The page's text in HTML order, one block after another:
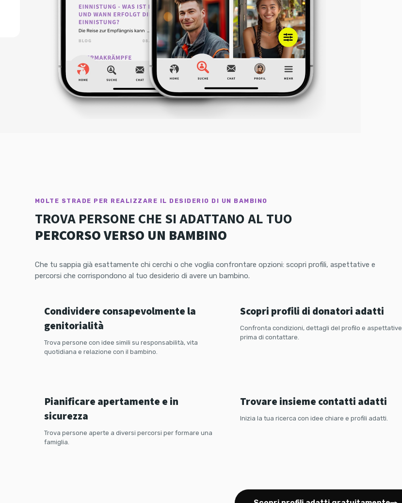
MOLTE STRADE PER REALIZZARE IL DESIDERIO DI UN BAMBINO
TROVA PERSONE CHE SI ADATTANO AL TUO
PERCORSO VERSO UN BAMBINO
Che tu sappia già esattamente chi cerchi o che voglia confrontare opzioni: scopri profili, aspettative e
percorsi che corrispondono al tuo desiderio di avere un bambino.
Co-Parenting
Condividere consapevolmente la
genitorialità
Trova persone con idee simili su responsabilità, vita
quotidiana e relazione con il bambino.
Donazione di sperma
Scopri profili di donatori adatti
Confronta condizioni, dettagli del profilo e aspettative
prima di contattare.
Pianificazione familiare LGBTQ+
Pianificare apertamente e in
sicurezza
Trova persone aperte a diversi percorsi per formare una
famiglia.
Trovare insieme contatti adatti
Inizia la tua ricerca con idee chiare e profili adatti.